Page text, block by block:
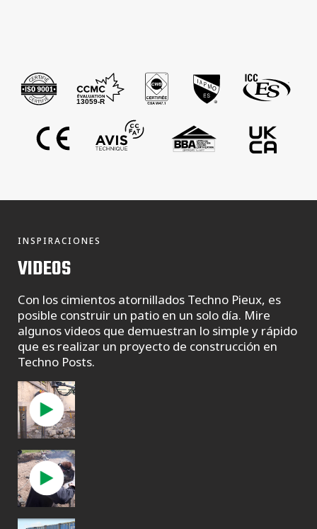
INSPIRACIONES
VIDEOS
Con los cimientos atornillados Techno Pieux, es
posible construir un patio en un solo día. Mire
algunos videos que demuestran lo simple y rápido
que es realizar un proyecto de construcción en
Techno Posts.